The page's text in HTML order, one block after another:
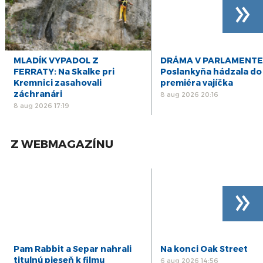
MLADÍK VYPADOL Z
FERRATY: Na Skalke pri
Kremnici zasahovali
záchranári
8 aug 2026 17:19
DRÁMA V
Poslankyňa hádzala do
premiéra vajíčka
8 aug 2026 20:16
»
Z WEBMAGAZÍNU
Pam Rabbit a Separ nahrali
titulnú pieseň k filmu
Na konci Oak Street
6 aug 2026 14:56
»